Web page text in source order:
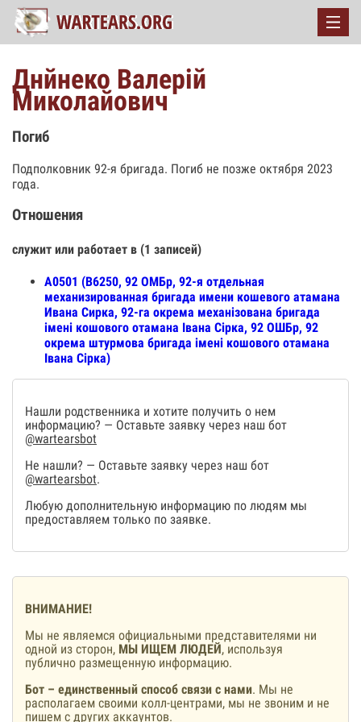
Днйнеко Валерій
Миколайович
Погиб
Подполковник 92-я бригада. Погиб не позже октября 2023
года.
Отношения
служит или работает в (1 записей)
А0501 (В6250, 92 ОМБр, 92-я отдельная
механизированная бригада имени кошевого атамана
Ивана Сирка, 92-га окрема механізована бригада
імені кошового отамана Івана Сірка, 92 ОШБр, 92
окрема штурмова бригада імені кошового отамана
Івана Сірка)
Нашли родственника и хотите получить о нем
информацию? — Оставьте заявку через наш бот
@wartearsbot
Не нашли? — Оставьте заявку через наш бот
@wartearsbot.
Любую дополнительную информацию по людям мы
предоставляем только по заявке.
ВНИМАНИЕ!
Мы не являемся официальными представителями ни
одной из сторон, МЫ ИЩЕМ ЛЮДЕЙ, используя
публично размещенную информацию.
Бот – единственный способ связи с нами. Мы не
располагаем своими колл-центрами, мы не звоним и не
пишем с других аккаунтов.